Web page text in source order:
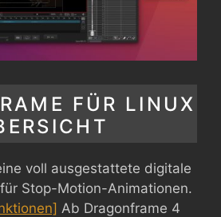
FÜR LINUX
voll ausgestattete digitale
Stop-Motion-Animationen.
Ab Dragonframe 4